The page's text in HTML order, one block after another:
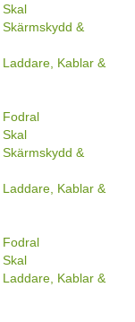
&
Kablar &
Fodral
&
Kablar &
Fodral
Kablar &